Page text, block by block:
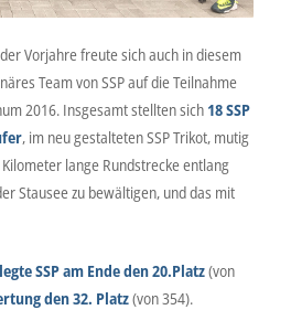
Vorjahre freute sich auch in diesem
Team von SSP auf die Teilnahme
2016. Insgesamt stellten sich 18 SSP
, im neu gestalteten SSP Trikot, mutig
lange Rundstrecke entlang
Stausee zu bewältigen, und das mit
SSP am Ende den 20.Platz(von
den 32. Platz(von 354).